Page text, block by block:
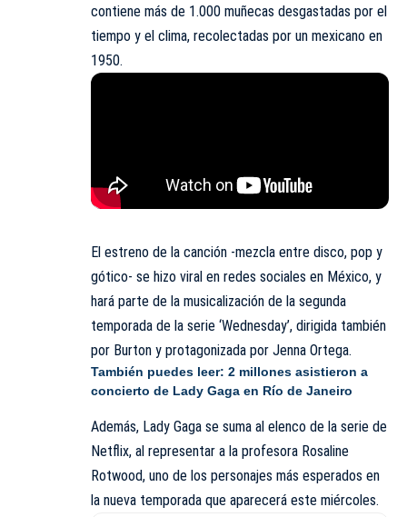
contiene más de 1.000 muñecas desgastadas por el
tiempo y el clima, recolectadas por un mexicano en
1950.
El estreno de la canción -mezcla entre disco, pop y
gótico- se hizo viral en redes sociales en México, y
hará parte de la musicalización de la segunda
temporada de la serie ‘Wednesday’, dirigida también
por Burton y protagonizada por Jenna Ortega.
También puedes leer: 2 millones asistieron a
concierto de Lady Gaga en Río de Janeiro
Además, Lady Gaga se suma al elenco de la serie de
Netflix, al representar a la profesora Rosaline
Rotwood, uno de los personajes más esperados en
la nueva temporada que aparecerá este miércoles.